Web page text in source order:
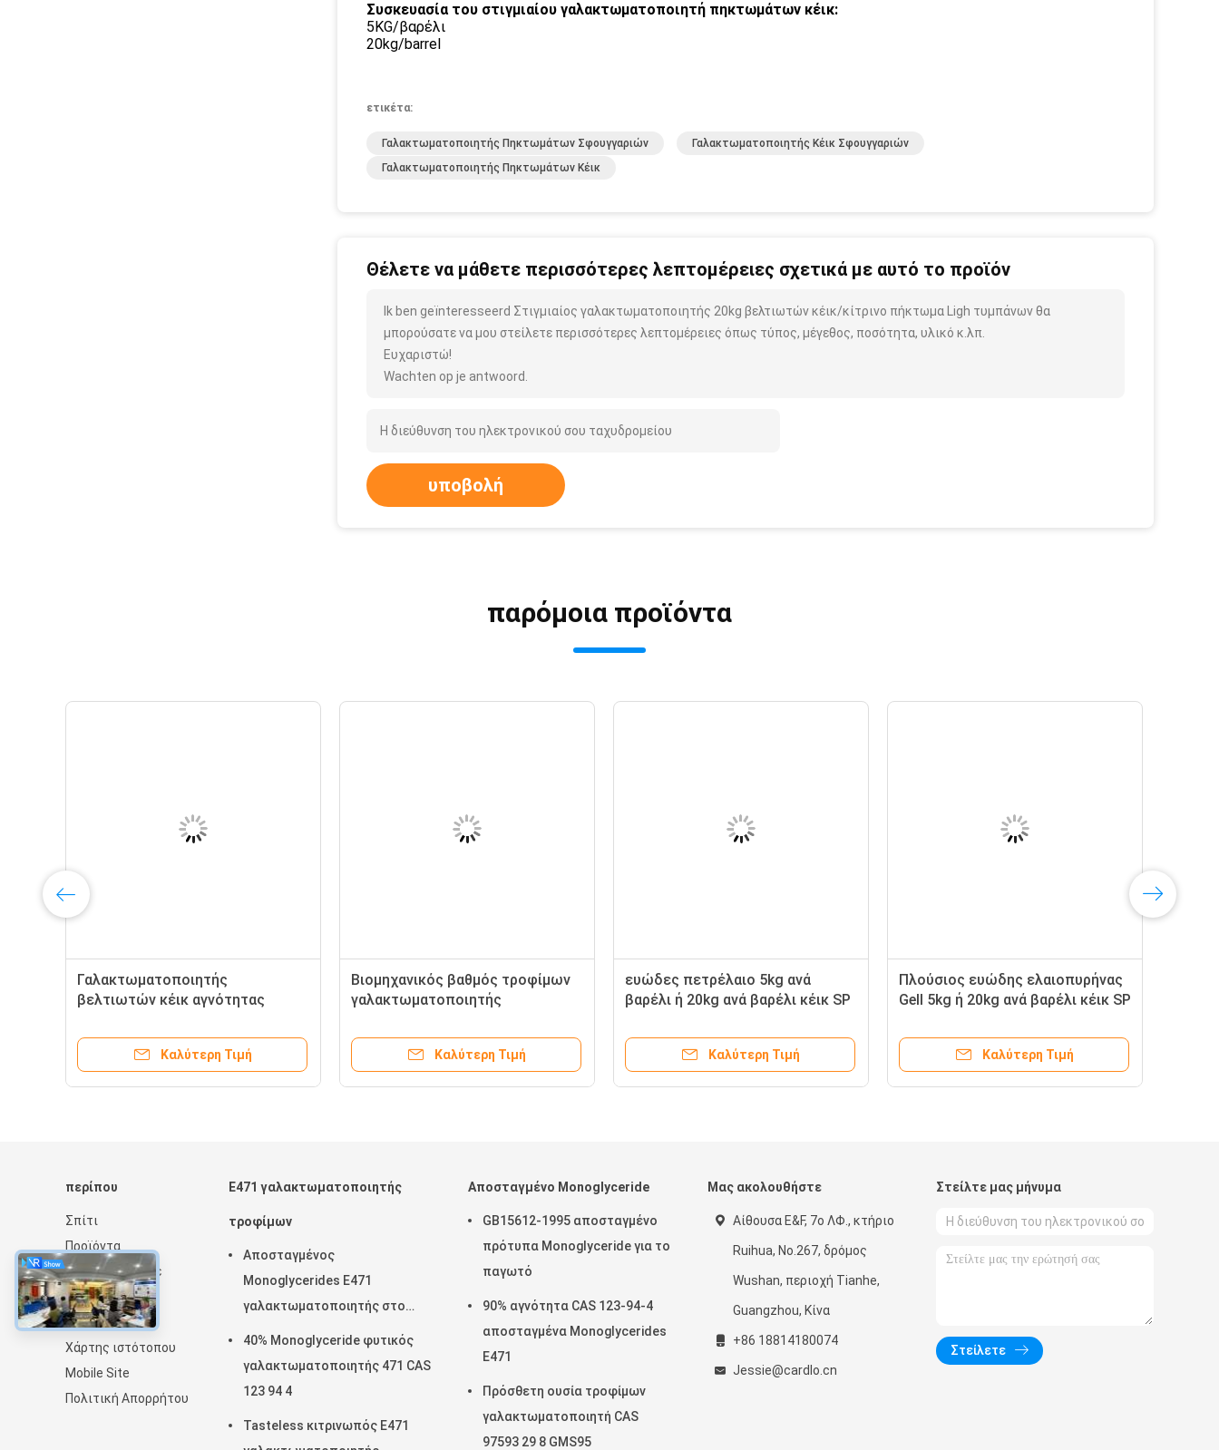
Συσκευασία του στιγμιαίου γαλακτωματοποιητή πηκτωμάτων κέικ:
5KG/βαρέλι
20kg/barrel
ετικέτα:
Γαλακτωματοποιητής Πηκτωμάτων Σφουγγαριών
Γαλακτωματοποιητής Κέικ Σφουγγαριών
Γαλακτωματοποιητής Πηκτωμάτων Κέικ
Θέλετε να μάθετε περισσότερες λεπτομέρειες σχετικά με αυτό το προϊόν
Ik ben geïnteresseerd Στιγμιαίος γαλακτωματοποιητής 20kg βελτιωτών κέικ/κίτρινο πήκτωμα Ligh τυμπάνων θα
μπορούσατε να μου στείλετε περισσότερες λεπτομέρειες όπως τύπος, μέγεθος, ποσότητα, υλικό κ.λπ.
Ευχαριστώ!
Wachten op je antwoord.
υποβολή
παρόμοια προϊόντα
Γαλακτωματοποιητής
βελτιωτών κέικ αγνότητας
Καλύτερη Τιμή
Βιομηχανικός βαθμός τροφίμων
γαλακτωματοποιητής
Καλύτερη Τιμή
ευώδες πετρέλαιο 5kg ανά
βαρέλι ή 20kg ανά βαρέλι κέικ SP
κέικ γεύσης
Καλύτερη Τιμή
Πλούσιος ευώδης ελαιοπυρήνας
Gell 5kg ή 20kg ανά βαρέλι κέικ SP
κέικ γεύσης
Καλύτερη Τιμή
περίπου
Σπίτι
Προϊόντα
VR παρουσιάστε
Σχετικά με εμάς
Ειδήσεις
Χάρτης ιστότοπου
Mobile Site
Πολιτική Απορρήτου
E471 γαλακτωματοποιητής
τροφίμων
Αποσταγμένος
Monoglycerides E471
γαλακτωματοποιητής στο
40% Monoglyceride φυτικός
γαλακτωματοποιητής 471 CAS
123 94 4
Tasteless κιτρινωπός E471
Αποσταγμένο Monoglyceride
GB15612-1995 αποσταγμένο
πρότυπα Monoglyceride για το
παγωτό
90% αγνότητα CAS 123-94-4
αποσταγμένα Monoglycerides
E471
Πρόσθετη ουσία τροφίμων
γαλακτωματοποιητή CAS
97593 29 8 GMS95
Μας ακολουθήστε
Αίθουσα E&F, 7ο ΛΦ., κτήριο
Ruihua, No.267, δρόμος
Wushan, περιοχή Tianhe,
Guangzhou, Κίνα
+86 18814180074
Jessie@cardlo.cn
Στείλτε μας μήνυμα
Στείλετε